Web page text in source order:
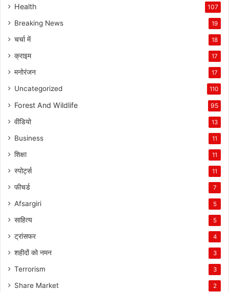
Health 107
Breaking News 19
चर्चा में 18
क्राइम 17
मनोरंजन 17
Uncategorized 110
Forest And Wildlife 95
वीडियो 13
Business 11
शिक्षा 11
स्पोर्ट्स 11
फीचर्ड 7
Afsargiri 5
साहित्य 5
ट्रांसफर 4
शहीदों को नमन 3
Terrorism 3
Share Market 2